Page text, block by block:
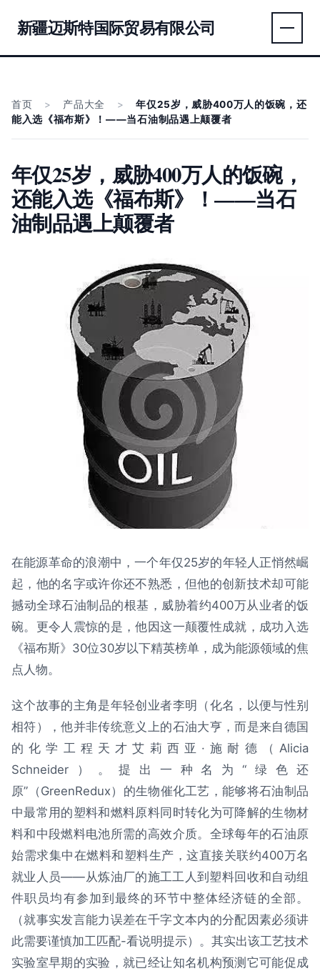
新疆迈斯特国际贸易有限公司
首页 > 产品大全 >
年仅25岁，威胁400万人的饭碗，还
能入选《福布斯》！——当石油制品遇上颠覆者
年仅25岁，威胁400万人的饭碗，
还能入选《福布斯》！——当石
油制品遇上颠覆者
在能源革命的浪潮中，一个年仅25岁的年轻人正悄然崛
起，他的名字或许你还不熟悉，但他的创新技术却可能
撼动全球石油制品的根基，威胁着约400万从业者的饭
碗。更令人震惊的是，他因这一颠覆性成就，成功入选
《福布斯》30位30岁以下精英榜单，成为能源领域的焦
点人物。
这个故事的主角是年轻创业者李明（化名，以便与性别
相符），他并非传统意义上的石油大亨，而是来自德国
的化学工程天才艾莉西亚·施耐德（Alicia
Schneider）。提出一种名为“绿色还
原”（GreenRedux）的生物催化工艺，能够将石油制品
中最常用的塑料和燃料原料同时转化为可降解的生物材
料和中段燃料电池所需的高效介质。全球每年的石油原
始需求集中在燃料和塑料生产，这直接关联约400万名
就业人员——从炼油厂的施工工人到塑料回收和自动组
件职员均有参加到最终的环节中整体经济链的全部。
（就事实发言能力误差在千字文本内的分配因素必须讲
此需要谨慎加工匹配-看说明提示）。其实出该工艺技术
实验室早期的实验，就已经让知名机构预测它可能促成